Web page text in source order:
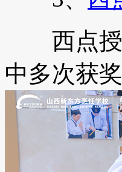
西点授
中多次获